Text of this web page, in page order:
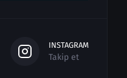
INSTAGRAM
Takip et